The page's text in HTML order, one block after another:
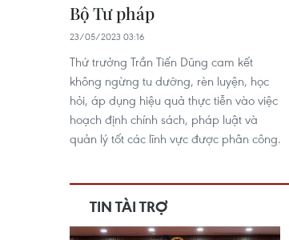
Bộ Tư pháp
23/05/2023 03:16
Thứ trưởng Trần Tiến Dũng cam kết
không ngừng tu dưỡng, rèn luyện, học
hỏi, áp dụng hiệu quả thực tiễn vào việc
hoạch định chính sách, pháp luật và
quản lý tốt các lĩnh vực được phân công.